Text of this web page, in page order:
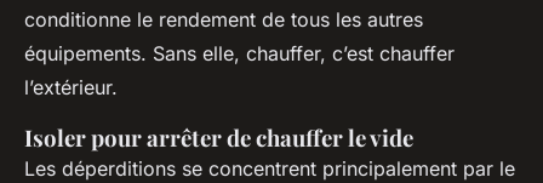
conditionne le rendement de tous les autres
équipements. Sans elle, chauffer, c’est chauffer
l’extérieur.
Isoler pour arrêter de chauffer le vide
Les déperditions se concentrent principalement par le